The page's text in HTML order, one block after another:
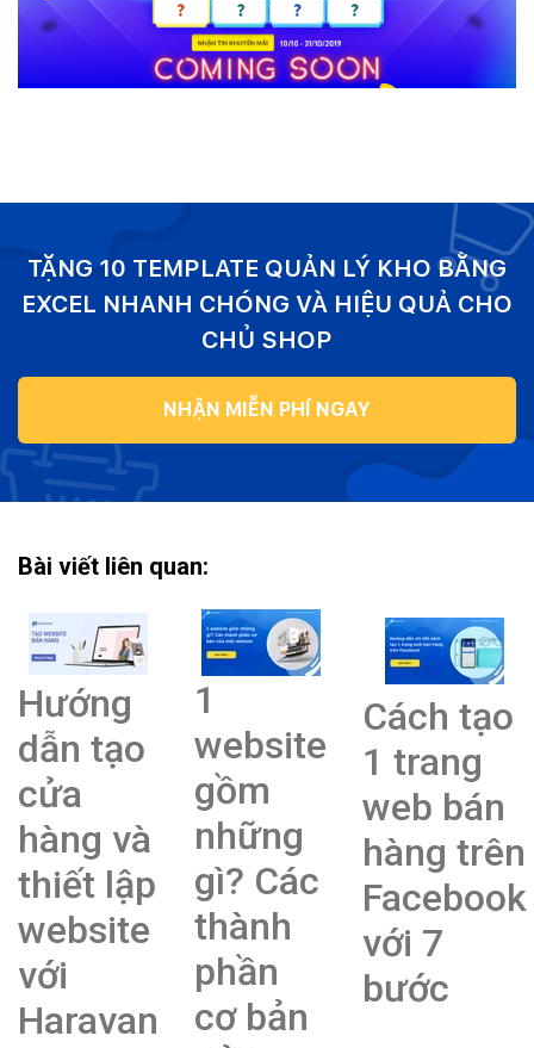
TẶNG 10 TEMPLATE QUẢN LÝ KHO BẰNG
EXCEL NHANH CHÓNG VÀ HIỆU QUẢ CHO
CHỦ SHOP
NHẬN MIỄN PHÍ NGAY
Bài viết liên quan:
Hướng
dẫn tạo
cửa
hàng và
thiết lập
website
với
Haravan
1
website
gồm
những
gì? Các
thành
phần
cơ bản
Cách tạo
1 trang
web bán
hàng trên
Facebook
với 7
bước